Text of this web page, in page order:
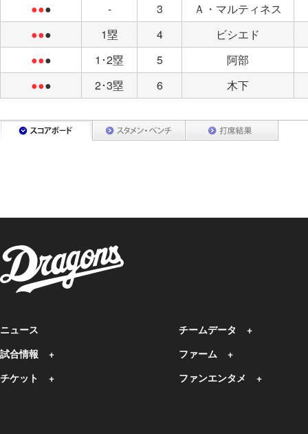
●●● - 3
Ａ・マルティネス
●●● 1塁 4
ビシエド
●●● 1･2塁 5
阿部
●●● 2･3塁 6 木下
ニュース
試合情報
チケット
チームデータ
ファーム
ファンエンタメ